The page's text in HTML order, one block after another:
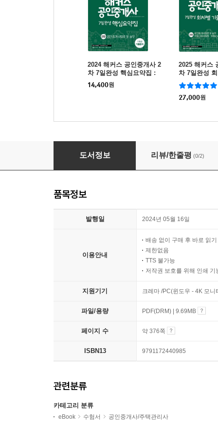
2024 해커스 공인중개사 2
차 7일완성 핵심요약집 :
공인중개사법령 및 실무
14,400원
2025 해커스
차 7일완성
제집
27,000원
2024 해커스 공인중개사 1차 7일완성 회차별
도서정보 리뷰/한줄평 (0/2)
품목정보
발행일 2024년 05월 16일
이용안내
배송 없이 구매 후 바로 읽기
제한없음
TTS 불가능
저작권 보호를 위해 인쇄 기
지원기기 크레마 /PC(윈도우 - 4K 모
파일/용량 PDF(DRM) | 9.69MB
페이지 수 약 376쪽
ISBN13 9791172440985
관련분류
카테고리 분류
eBook 수험서 공인중개사/주택관리사